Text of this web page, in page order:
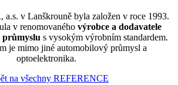
v Lanškrouně byla založen v roce 1993.
v renomovaného výrobce a dodavatele
průmyslu s vysokým výrobním standardem.
je mimo jiné automobilový průmysl a
optoelektronika.
na všechny REFERENCE